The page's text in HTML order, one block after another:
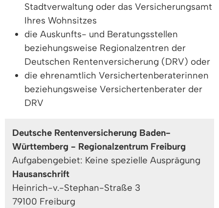
Stadtverwaltung oder das Versicherungsamt
Ihres Wohnsitzes
die Auskunfts- und Beratungsstellen
beziehungsweise Regionalzentren der
Deutschen Rentenversicherung (DRV) oder
die ehrenamtlich Versichertenberaterinnen
beziehungsweise Versichertenberater der
DRV
Deutsche Rentenversicherung Baden-
Württemberg - Regionalzentrum Freiburg
Aufgabengebiet: Keine spezielle Ausprägung
Hausanschrift
Heinrich-v.-Stephan-Straße 3
79100 Freiburg